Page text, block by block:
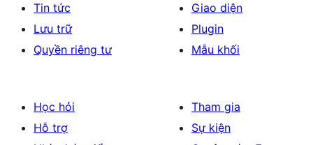
Tin tức
Lưu trữ
Quyền riêng tư
Giao diện
Plugin
Mẫu khối
Học hỏi
Hỗ trợ
Tham gia
Sự kiện